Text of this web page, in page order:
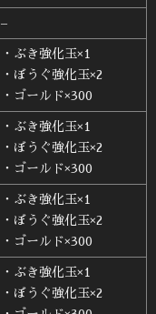
–
・ぶき強化玉×1
・ぼうぐ強化玉×2
・ゴールド×300
・ぶき強化玉×1
・ぼうぐ強化玉×2
・ゴールド×300
・ぶき強化玉×1
・ぼうぐ強化玉×2
・ゴールド×300
・ぶき強化玉×1
・ぼうぐ強化玉×2